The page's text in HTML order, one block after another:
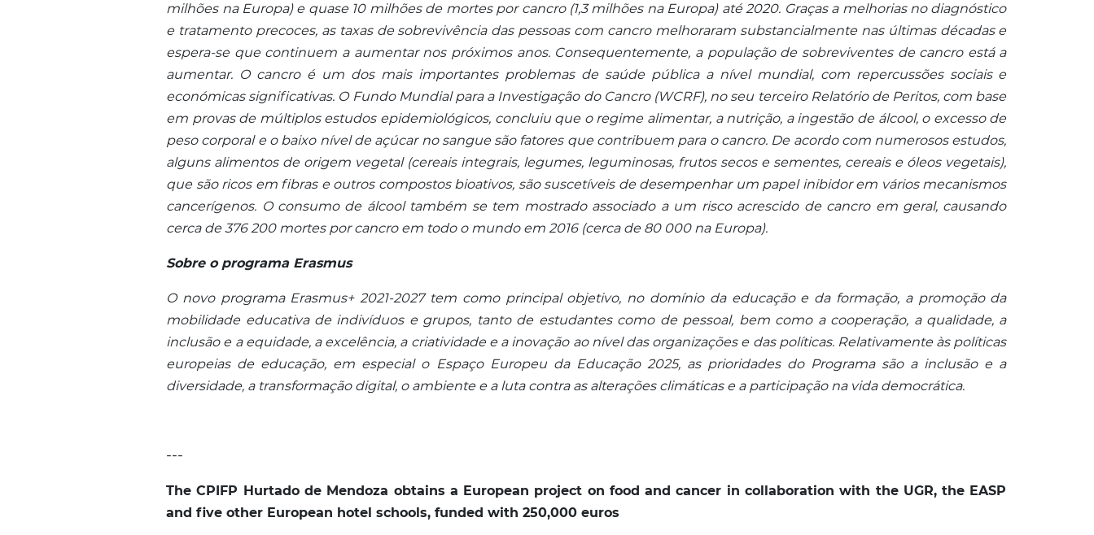
milhões na Europa) e quase 10 milhões de mortes por cancro (1,3 milhões na Europa) até 2020. Graças a melhorias no diagnóstico
e tratamento precoces, as taxas de sobrevivência das pessoas com cancro melhoraram substancialmente nas últimas décadas e
espera-se que continuem a aumentar nos próximos anos. Consequentemente, a população de sobreviventes de cancro está a
aumentar. O cancro é um dos mais importantes problemas de saúde pública a nível mundial, com repercussões sociais e
económicas significativas. O Fundo Mundial para a Investigação do Cancro (WCRF), no seu terceiro Relatório de Peritos, com base
em provas de múltiplos estudos epidemiológicos, concluiu que o regime alimentar, a nutrição, a ingestão de álcool, o excesso de
peso corporal e o baixo nível de açúcar no sangue são fatores que contribuem para o cancro. De acordo com numerosos estudos,
alguns alimentos de origem vegetal (cereais integrais, legumes, leguminosas, frutos secos e sementes, cereais e óleos vegetais),
que são ricos em fibras e outros compostos bioativos, são suscetíveis de desempenhar um papel inibidor em vários mecanismos
cancerígenos. O consumo de álcool também se tem mostrado associado a um risco acrescido de cancro em geral, causando
cerca de 376 200 mortes por cancro em todo o mundo em 2016 (cerca de 80 000 na Europa).
Sobre o programa Erasmus
O novo programa Erasmus+ 2021-2027 tem como principal objetivo, no domínio da educação e da formação, a promoção da
mobilidade educativa de indivíduos e grupos, tanto de estudantes como de pessoal, bem como a cooperação, a qualidade, a
inclusão e a equidade, a excelência, a criatividade e a inovação ao nível das organizações e das políticas. Relativamente às políticas
europeias de educação, em especial o Espaço Europeu da Educação 2025, as prioridades do Programa são a inclusão e a
diversidade, a transformação digital, o ambiente e a luta contra as alterações climáticas e a participação na vida democrática.
---
The CPIFP Hurtado de Mendoza obtains a European project on food and cancer in collaboration with the UGR, the EASP
and five other European hotel schools, funded with 250,000 euros